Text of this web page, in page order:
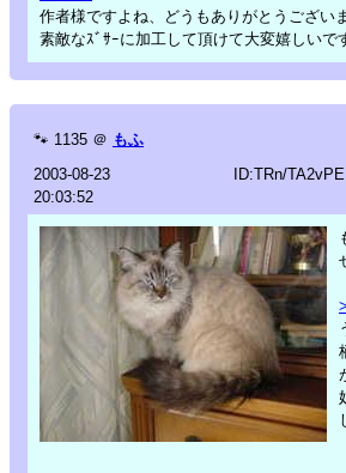
作者様ですよね、どうもありがとうござい
素敵なｽﾞｻｰに加工して頂けて大変嬉しいで
🐾 1135 ＠ もふ
2003-08-23
20:03:52
ID:TRn/TA2vPE